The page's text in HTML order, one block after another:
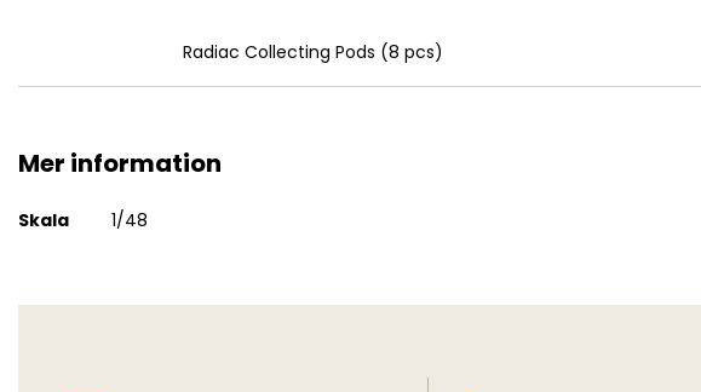
Radiac Collecting Pods (8 pcs)
Mer information
Mer
Skala 1/48